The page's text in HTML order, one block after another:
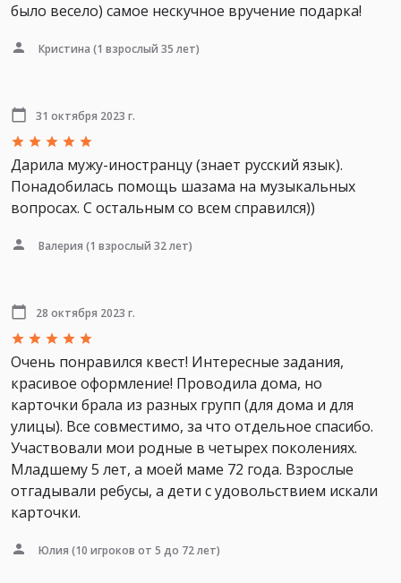
было весело) самое нескучное вручение подарка!
Кристина (1 взрослый 35 лет)
31 октября 2023 г.
Дарила мужу-иностранцу (знает русский язык).
Понадобилась помощь шазама на музыкальных
вопросах. С остальным со всем справился))
Валерия (1 взрослый 32 лет)
28 октября 2023 г.
Очень понравился квест! Интересные задания,
красивое оформление! Проводила дома, но
карточки брала из разных групп (для дома и для
улицы). Все совместимо, за что отдельное спасибо.
Участвовали мои родные в четырех поколениях.
Младшему 5 лет, а моей маме 72 года. Взрослые
отгадывали ребусы, а дети с удовольствием искали
карточки.
Юлия (10 игроков от 5 до 72 лет)